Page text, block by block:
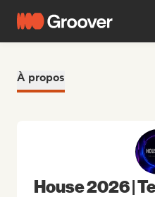
À propos
House 2026 |